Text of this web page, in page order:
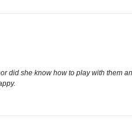
did she know how to play with them